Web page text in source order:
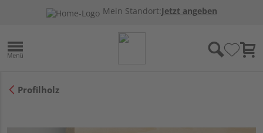
Mein Standort:Jetzt angeben
Profilholz